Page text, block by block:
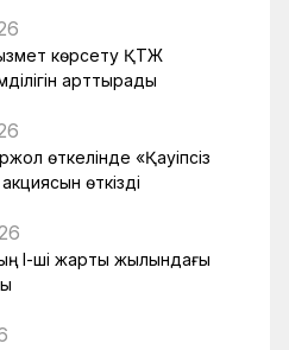
көрсету ҚТЖ
арттырады
өткелінде «Қауіпсіз
өткізді
І-ші жарты жылындағы